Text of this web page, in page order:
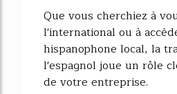
Que vous cherchiez à
l'international ou à
hispanophone local, la
l'espagnol joue un rôle
de votre entreprise.